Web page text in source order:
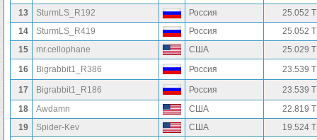
13
SturmLS_R192 Россия
25.052
14
SturmLS_R419 Россия
25.052
15
mr.cellophane США
25.029
16
Bigrabbit1_R386 Россия 23.539
17 Bigrabbit1_R186 Россия
23.539
18
Awdamn США
22.819
19
Spider-Kev США
19.524